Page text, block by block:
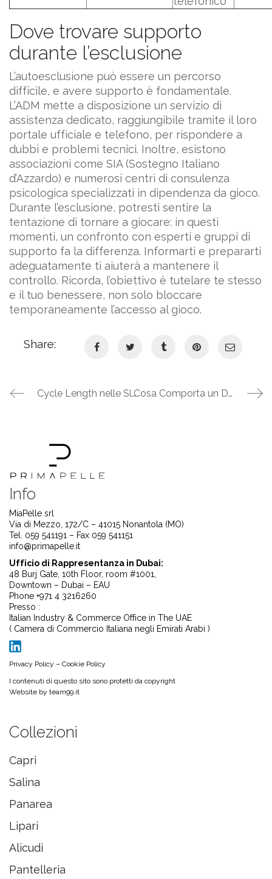
Dove trovare supporto
durante l’esclusione
L’autoesclusione può essere un percorso
difficile, e avere supporto è fondamentale.
L’ADM mette a disposizione un servizio di
assistenza dedicato, raggiungibile tramite il loro
portale ufficiale e telefono, per rispondere a
dubbi e problemi tecnici. Inoltre, esistono
associazioni come SIA (Sostegno Italiano
d’Azzardo) e numerosi centri di consulenza
psicologica specializzati in dipendenza da gioco.
Durante l’esclusione, potresti sentire la
tentazione di tornare a giocare: in questi
momenti, un confronto con esperti e gruppi di
supporto fa la differenza. Informarti e prepararti
adeguatamente ti aiuterà a mantenere il
controllo. Ricorda, l’obiettivo è tutelare te stesso
e il tuo benessere, non solo bloccare
temporaneamente l’accesso al gioco.
Share:
Cycle Length nelle Slot: Guida Essenziale per Capire Come Influisce sul Tuo Gioco Cosa Comporta un Data Breach per un Operatore di Gioco? Guida alle Implicazioni Legali e Reputazionali
Info
MiaPelle srl
Via di Mezzo, 172/C – 41015 Nonantola (MO)
Tel. 059 541191 – Fax 059 541151
info@primapelle.it
Ufficio di Rappresentanza in Dubai:
48 Burj Gate, 10th Floor, room #1001,
Downtown – Dubai – EAU
Phone +971 4 3216260
Presso :
Italian Industry & Commerce Office in The UAE
( Camera di Commercio Italiana negli Emirati Arabi )
Privacy Policy – Cookie Policy
I contenuti di questo sito sono protetti da copyright
Website by team99.it
Collezioni
Capri
Salina
Panarea
Lipari
Alicudi
Pantelleria